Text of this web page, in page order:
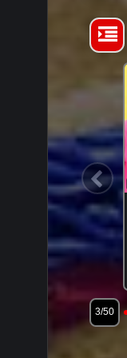
14:47
самых
3/50